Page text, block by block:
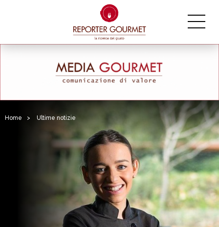
Home > Ultime notizie